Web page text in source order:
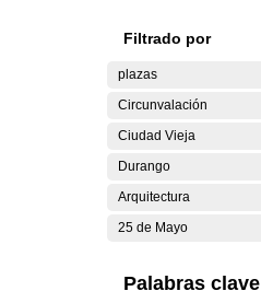
Filtrado por
plazas
Circunvalación
Ciudad Vieja
Durango
Arquitectura
25 de Mayo
Palabras clave